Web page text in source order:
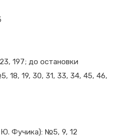
197; до остановки
18, 19, 30, 31, 33, 34, 45, 46,
Ю. Фучика): №5, 9, 12